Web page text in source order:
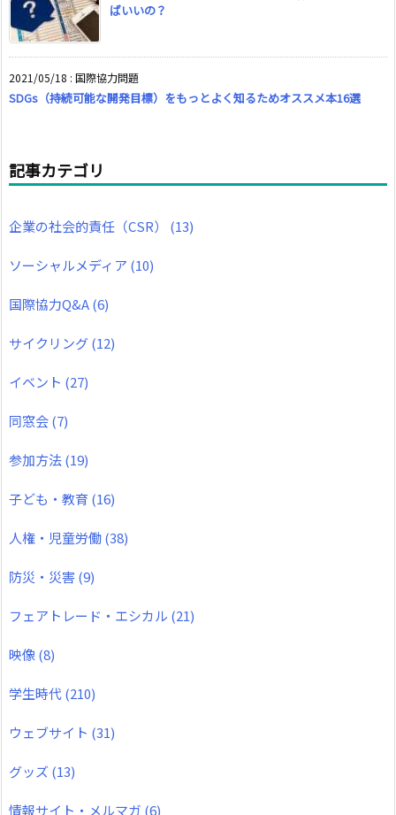
ばいいの？
2021/05/18 : 国際協力問題
SDGs（持続可能な開発目標）をもっとよく知るためオススメ本16選
記事カテゴリ
企業の社会的責任（CSR） (13)
ソーシャルメディア (10)
国際協力Q&A(6)
サイクリング(12)
イベント (27)
同窓会(7)
参加方法(19)
子ども・教育 (16)
人権・児童労働(38)
防災・災害(9)
フェアトレード・エシカル (21)
映像(8)
学生時代(210)
ウェブサイト (31)
グッズ (13)
情報サイト・メルマガ (6)